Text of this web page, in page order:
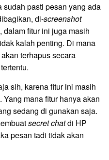
sudah pasti pesan yang ada
di-screenshot
dalam fitur ini juga masih
kalah penting. Di mana
terhapus secara
sih, karena fitur ini masih
mana fitur hanya akan
sedang di gunakan saja.
secret chatdi HP
pesan tadi tidak akan